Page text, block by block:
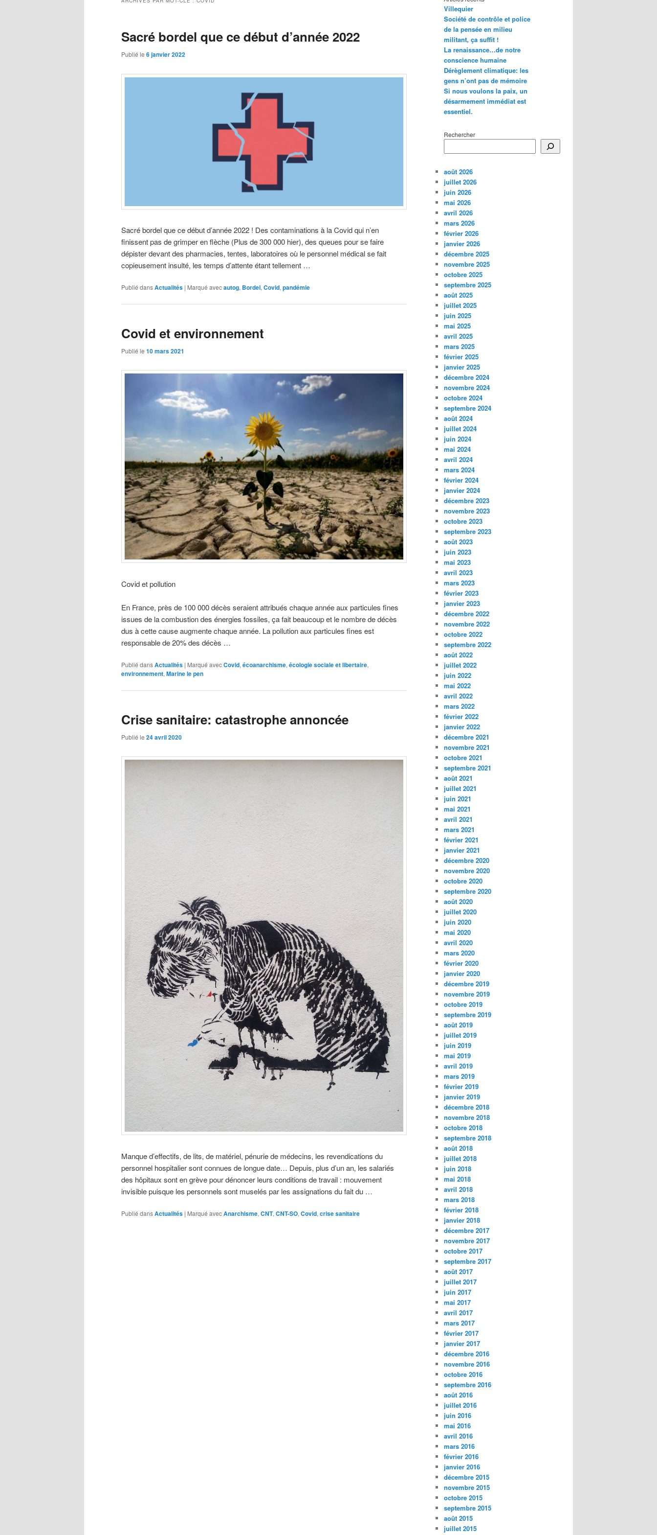
Sacré bordel que ce début d’année 2022
Publié le 6 janvier 2022
Sacré bordel que ce début d’année 2022 ! Des contaminations à la Covid qui n’en
finissent pas de grimper en flèche (Plus de 300 000 hier), des queues pour se faire
dépister devant des pharmacies, tentes, laboratoires où le personnel médical se fait
copieusement insulté, les temps d’attente étant tellement …
Publié dansActualités | Marqué avecautog, Bordel,Covid,pandémie
Covid et environnement
Publié le 10 mars 2021
Covid et pollution
En France, près de 100 000 décès seraient attribués chaque année aux particules fines
issues de la combustion des énergies fossiles, ça fait beaucoup et le nombre de décès
dus à cette cause augmente chaque année. La pollution aux particules fines est
responsable de 20% des décès …
Publié dansActualités | Marqué avecCovid,écoanarchisme,écologie sociale et libertaire,
environnement,Marine le pen
Crise sanitaire: catastrophe annoncée
Publié le 24 avril 2020
Manque d’effectifs, de lits, de matériel, pénurie de médecins, les revendications du
personnel hospitalier sont connues de longue date… Depuis, plus d’un an, les salariés
des hôpitaux sont en grève pour dénoncer leurs conditions de travail : mouvement
invisible puisque les personnels sont muselés par les assignations du fait du …
Publié dansActualités | Marqué avecAnarchisme, CNT, CNT-SO, Covid, crise sanitaire
Villequier
Société de contrôle et police
de la pensée en milieu
militant, ça suffit !
La renaissance…de notre
conscience humaine
Dérèglement climatique: les
gens n’ont pas de mémoire
Si nous voulons la paix, un
désarmement immédiat est
essentiel.
Rechercher
août 2026
juillet 2026
juin 2026
mai 2026
avril 2026
mars 2026
février 2026
janvier 2026
décembre 2025
novembre 2025
octobre 2025
septembre 2025
août 2025
juillet 2025
juin 2025
mai 2025
avril 2025
mars 2025
février 2025
janvier 2025
décembre 2024
novembre 2024
octobre 2024
septembre 2024
août 2024
juillet 2024
juin 2024
mai 2024
avril 2024
mars 2024
février 2024
janvier 2024
décembre 2023
novembre 2023
octobre 2023
septembre 2023
août 2023
juin 2023
mai 2023
avril 2023
mars 2023
février 2023
janvier 2023
décembre 2022
novembre 2022
octobre 2022
septembre 2022
août 2022
juillet 2022
juin 2022
mai 2022
avril 2022
mars 2022
février 2022
janvier 2022
décembre 2021
novembre 2021
octobre 2021
septembre 2021
août 2021
juillet 2021
juin 2021
mai 2021
avril 2021
mars 2021
février 2021
janvier 2021
décembre 2020
novembre 2020
octobre 2020
septembre 2020
août 2020
juillet 2020
juin 2020
mai 2020
avril 2020
mars 2020
février 2020
janvier 2020
décembre 2019
novembre 2019
octobre 2019
septembre 2019
août 2019
juillet 2019
juin 2019
mai 2019
avril 2019
mars 2019
février 2019
janvier 2019
décembre 2018
novembre 2018
octobre 2018
septembre 2018
août 2018
juillet 2018
juin 2018
mai 2018
avril 2018
mars 2018
février 2018
janvier 2018
décembre 2017
novembre 2017
octobre 2017
septembre 2017
août 2017
juillet 2017
juin 2017
mai 2017
avril 2017
mars 2017
février 2017
janvier 2017
décembre 2016
novembre 2016
octobre 2016
septembre 2016
août 2016
juillet 2016
juin 2016
mai 2016
avril 2016
mars 2016
février 2016
janvier 2016
décembre 2015
novembre 2015
octobre 2015
septembre 2015
août 2015
juillet 2015